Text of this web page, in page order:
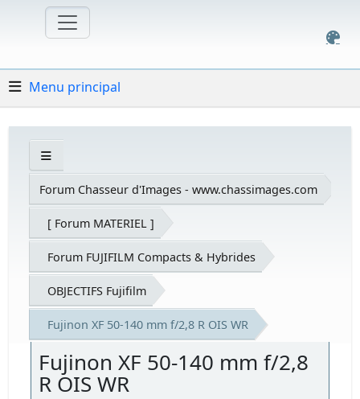
Menu principal
Forum Chasseur d'Images - www.chassimages.com
[ Forum MATERIEL ]
Forum FUJIFILM Compacts & Hybrides
OBJECTIFS Fujifilm
Fujinon XF 50-140 mm f/2,8 R OIS WR
Fujinon XF 50-140 mm f/2,8
R OIS WR